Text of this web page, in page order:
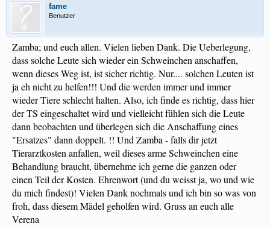
fame
Benutzer
Zamba; und euch allen. Vielen lieben Dank. Die Ueberlegung,
dass solche Leute sich wieder ein Schweinchen anschaffen,
wenn dieses Weg ist, ist sicher richtig. Nur.... solchen Leuten ist
ja eh nicht zu helfen!!! Und die werden immer und immer
wieder Tiere schlecht halten. Also, ich finde es richtig, dass hier
der TS eingeschaltet wird und vielleicht fühlen sich die Leute
dann beobachten und überlegen sich die Anschaffung eines
"Ersatzes" dann doppelt. !! Und Zamba - falls dir jetzt
Tierarztkosten anfallen, weil dieses arme Schweinchen eine
Behandlung braucht, übernehme ich gerne die ganzen oder
einen Teil der Kosten. Ehrenwort (und du weisst ja, wo und wie
du mich findest)! Vielen Dank nochmals und ich bin so was von
froh, dass diesem Mädel geholfen wird. Gruss an euch alle
Verena